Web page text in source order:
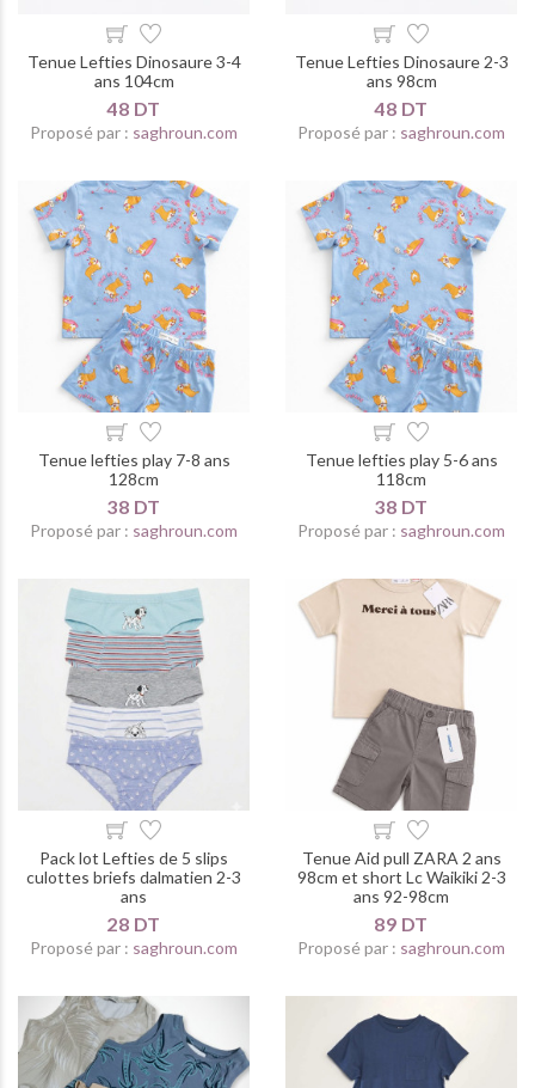
Tenue Lefties Dinosaure 3-4
ans 104cm
48 DT
Proposé par : saghroun.com
Tenue Lefties Dinosaure 2-3
ans 98cm
48 DT
Proposé par : saghroun.com
Tenue lefties play 7-8 ans
128cm
38 DT
Proposé par : saghroun.com
Tenue lefties play 5-6 ans
118cm
38 DT
Proposé par : saghroun.com
Pack lot Lefties de 5 slips
culottes briefs dalmatien 2-3
ans
28 DT
Proposé par : saghroun.com
Tenue Aid pull ZARA 2 ans
98cm et short Lc Waikiki 2-3
ans 92-98cm
89 DT
Proposé par : saghroun.com